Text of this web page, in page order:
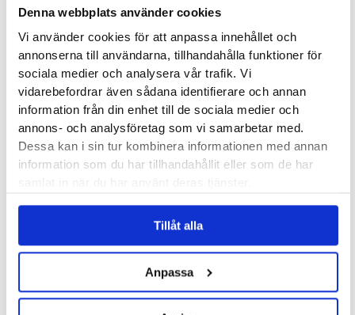
Denna webbplats använder cookies
Vi använder cookies för att anpassa innehållet och
annonserna till användarna, tillhandahålla funktioner för
sociala medier och analysera vår trafik. Vi
vidarebefordrar även sådana identifierare och annan
information från din enhet till de sociala medier och
annons- och analysföretag som vi samarbetar med.
Dessa kan i sin tur kombinera informationen med annan
information som du har tillhandahållit eller som de har
Tillåt alla
Anpassa
Nytt varumärke: Darn Tough
Utrustning
Från soffan till 5 kilometers löpning
Träning & Hälsa
Skador
Bästa löparskorna 2024
Utrustning